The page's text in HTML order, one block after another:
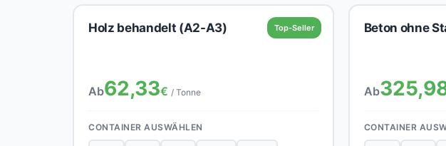
Top-Seller
Holz behandelt (A2-A3)
Ab62,33€ / Tonne
CONTAINER AUSWÄHLEN
Beton ohne
Ab
CONTAINER